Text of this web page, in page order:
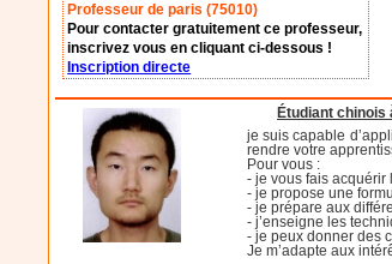
Professeur de paris (75010)
Pour contacter gratuitement ce professeur,
inscrivez vous en cliquant ci-dessous !
Inscription directe
Étudiant chinois
je suis capable
rendre votre
Pour vous :
- je vous fais
- je propose une
- je prépare aux
- j’enseigne les
- je peux donner des
Je m’adapte aux